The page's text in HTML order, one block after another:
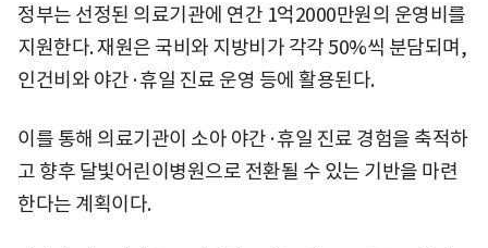
정부는 선정된 의료기관에 연간 1억2000만원의 운영비를
지원한다. 재원은 국비와 지방비가 각각 50%씩 분담되며,
인건비와 야간·휴일 진료 운영 등에 활용된다.
이를 통해 의료기관이 소아 야간·휴일 진료 경험을 축적하
고 향후 달빛어린이병원으로 전환될 수 있는 기반을 마련
한다는 계획이다.